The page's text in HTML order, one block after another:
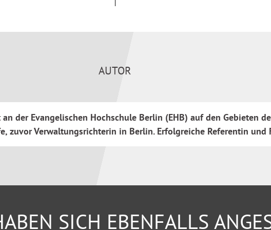
AUTOR
der Evangelischen Hochschule Berlin (EHB) auf den Gebieten
zuvor Verwaltungsrichterin in Berlin. Erfolgreiche Referentin und
SICH EBENFALLS